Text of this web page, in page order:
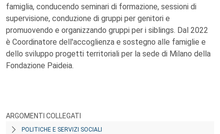
famiglia, conducendo seminari di formazione, sessioni di
supervisione, conduzione di gruppi per genitori e
promuovendo e organizzando gruppi per i siblings. Dal 2022
è Coordinatore dell'accoglienza e sostegno alle famiglie e
dello sviluppo progetti territoriali per la sede di Milano della
Fondazione Paideia.
ARGOMENTI COLLEGATI
POLITICHE E SERVIZI SOCIALI